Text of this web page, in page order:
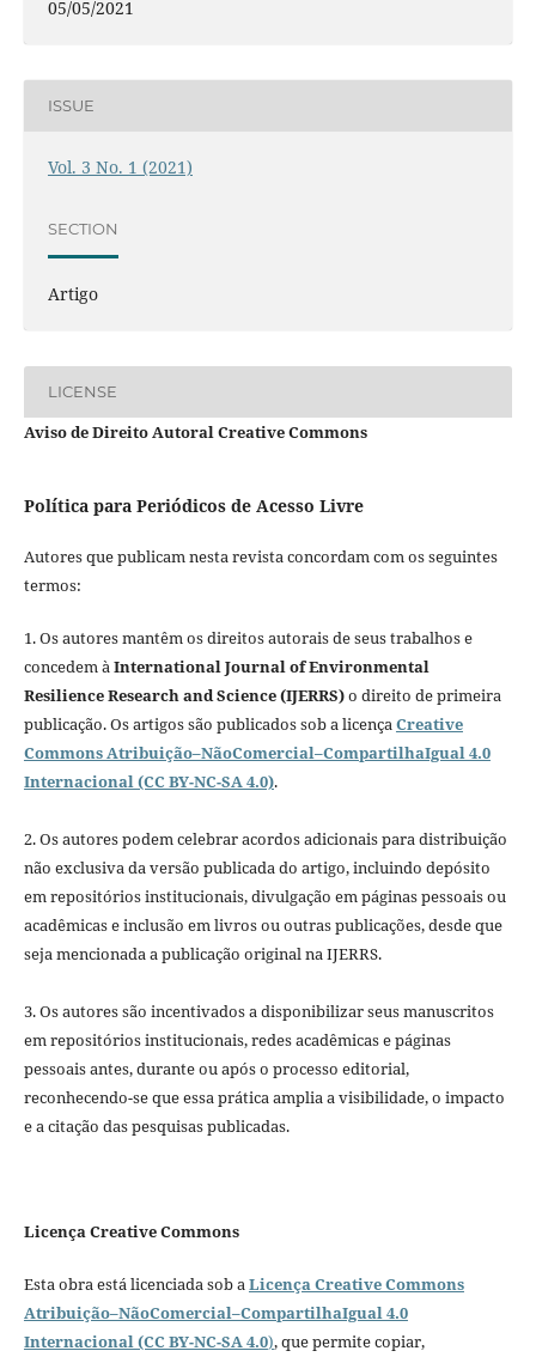
05/05/2021
ISSUE
Vol. 3 No. 1 (2021)
SECTION
Artigo
LICENSE
Aviso de Direito Autoral Creative Commons
Política para Periódicos de Acesso Livre
Autores que publicam nesta revista concordam com os seguintes
termos:
1. Os autores mantêm os direitos autorais de seus trabalhos e
concedem àInternational Journal of Environmental
Resilience Research and Science (IJERRS)o direito de primeira
publicação. Os artigos são publicados sob a licençaCreative
Commons Atribuição–NãoComercial–CompartilhaIgual 4.0
Internacional (CC BY-NC-SA 4.0).
2. Os autores podem celebrar acordos adicionais para distribuição
não exclusiva da versão publicada do artigo, incluindo depósito
em repositórios institucionais, divulgação em páginas pessoais ou
acadêmicas e inclusão em livros ou outras publicações, desde que
seja mencionada a publicação original na IJERRS.
3. Os autores são incentivados a disponibilizar seus manuscritos
em repositórios institucionais, redes acadêmicas e páginas
pessoais antes, durante ou após o processo editorial,
reconhecendo-se que essa prática amplia a visibilidade, o impacto
e a citação das pesquisas publicadas.
Licença Creative Commons
Esta obra está licenciada sob aLicença Creative Commons
Atribuição–NãoComercial–CompartilhaIgual 4.0
Internacional (CC BY-NC-SA 4.0), que permite copiar,